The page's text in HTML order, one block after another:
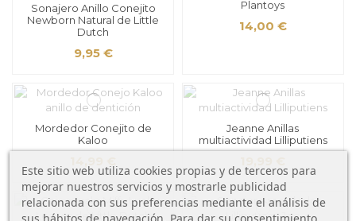
Sonajero Anillo Conejito
Newborn Natural de Little
Dutch
9,95 €
Plantoys
14,00 €
Mordedor Conejito de
Kaloo
Jeanne Anillas
multiactividad Lilliputiens
Este sitio web utiliza cookies propias y de terceros para
mejorar nuestros servicios y mostrarle publicidad
relacionada con sus preferencias mediante el análisis de
sus hábitos de navegación. Para dar su consentimiento